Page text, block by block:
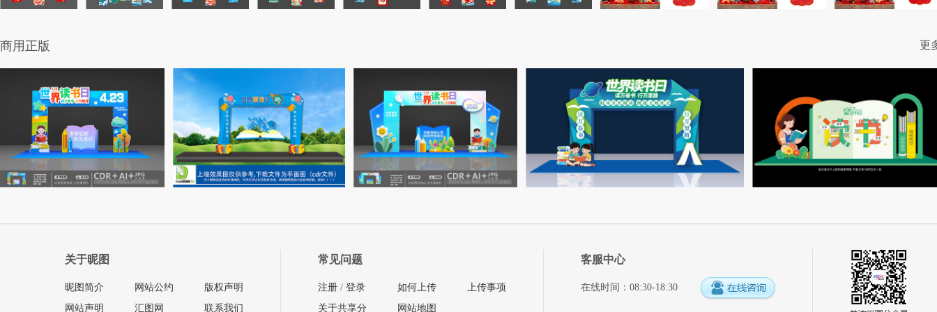
商用正版 更
关于昵图
昵图简介
网站声明
网站公约
汇图网
版权声明
联系我们
常见问题
注册 / 登录
关于共享分
如何上传
网站地图
上传事项
客服中心
在线时间：08:30-18:30